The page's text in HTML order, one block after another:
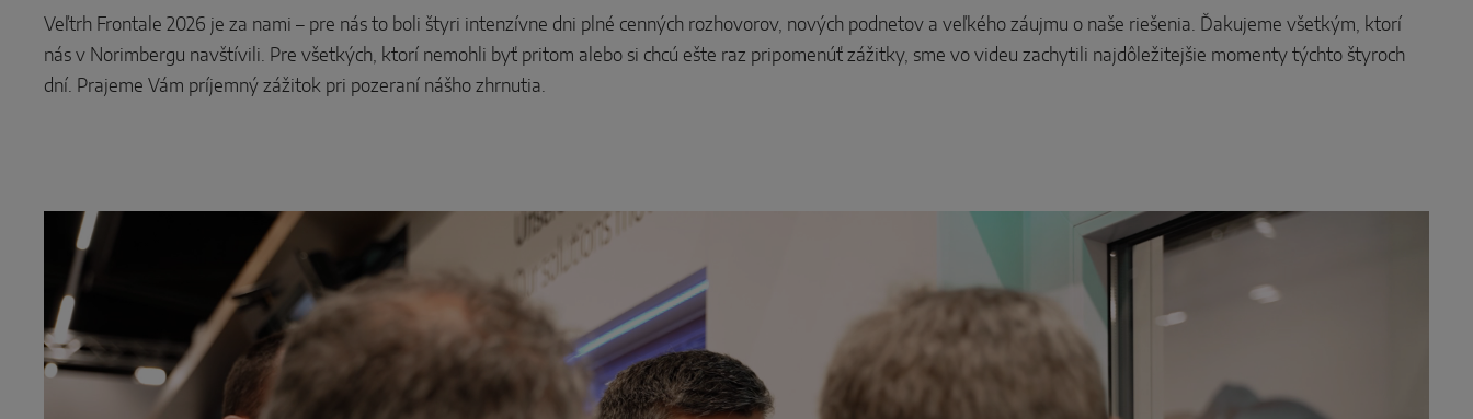
Veľtrh Frontale 2026 je za nami – pre nás to boli štyri intenzívne dni plné cenných rozhovorov, nových podnetov a veľkého záujmu o naše riešenia. Ďakujeme všetkým, ktorí
nás v Norimbergu navštívili. Pre všetkých, ktorí nemohli byť pritom alebo si chcú ešte raz pripomenúť zážitky, sme vo videu zachytili najdôležitejšie momenty týchto štyroch
dní. Prajeme Vám príjemný zážitok pri pozeraní nášho zhrnutia.